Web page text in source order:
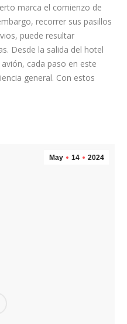
marca el comienzo de
recorrer sus pasillos
puede resultar
Desde la salida del hotel
cada paso en este
general. Con estos
May 14 2024